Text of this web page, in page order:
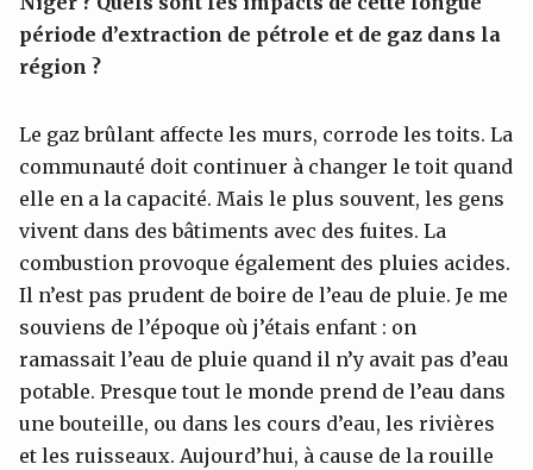
période d’extraction de pétrole et de gaz dans la
région ?
Le gaz brûlant affecte les murs, corrode les toits. La
communauté doit continuer à changer le toit quand
elle en a la capacité. Mais le plus souvent, les gens
vivent dans des bâtiments avec des fuites. La
combustion provoque également des pluies acides.
Il n’est pas prudent de boire de l’eau de pluie. Je me
souviens de l’époque où j’étais enfant : on
ramassait l’eau de pluie quand il n’y avait pas d’eau
potable. Presque tout le monde prend de l’eau dans
une bouteille, ou dans les cours d’eau, les rivières
et les ruisseaux. Aujourd’hui, à cause de la rouille